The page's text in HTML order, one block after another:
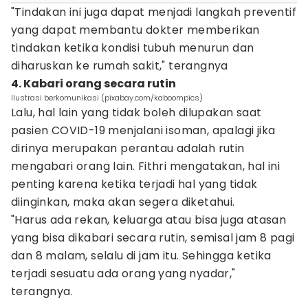
"Tindakan ini juga dapat menjadi langkah preventif
yang dapat membantu dokter memberikan
tindakan ketika kondisi tubuh menurun dan
diharuskan ke rumah sakit," terangnya
4. Kabari orang secara rutin
Ilustrasi berkomunikasi (pixabay.com/kaboompics)
Lalu, hal lain yang tidak boleh dilupakan saat
pasien COVID-19 menjalani isoman, apalagi jika
dirinya merupakan perantau adalah rutin
mengabari orang lain. Fithri mengatakan, hal ini
penting karena ketika terjadi hal yang tidak
diinginkan, maka akan segera diketahui.
"Harus ada rekan, keluarga atau bisa juga atasan
yang bisa dikabari secara rutin, semisal jam 8 pagi
dan 8 malam, selalu di jam itu. Sehingga ketika
terjadi sesuatu ada orang yang nyadar,"
terangnya.